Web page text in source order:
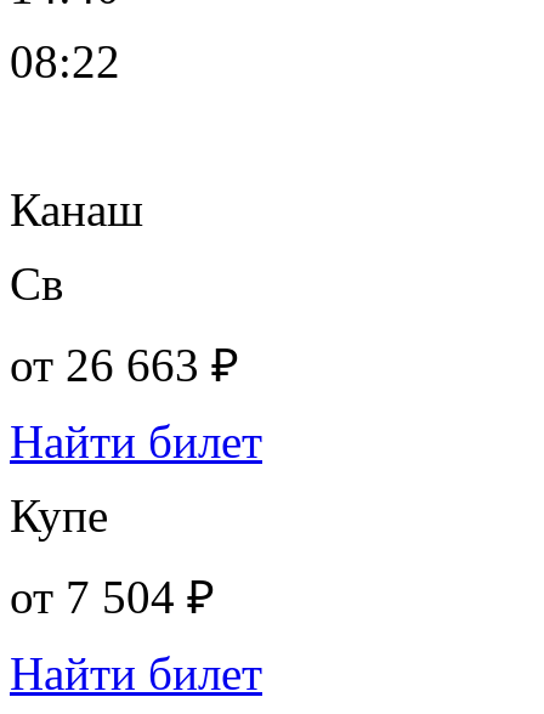
08:22
Канаш
Св
от 26 663 ₽
Найти билет
Купе
от 7 504 ₽
Найти билет